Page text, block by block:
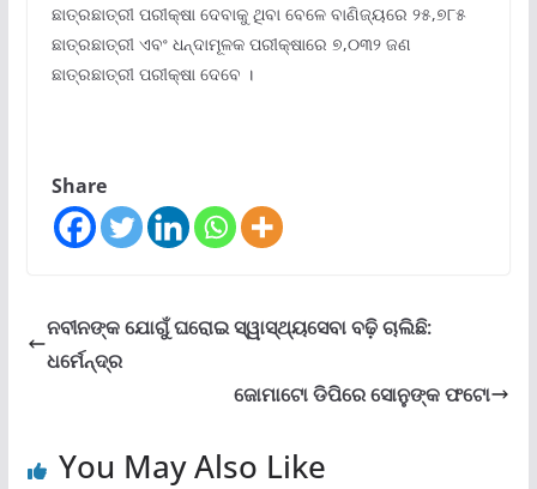
ଛାତ୍ରଛାତ୍ରୀ ପରୀକ୍ଷା ଦେବାକୁ ଥିବା ବେଳେ ବାଣିଜ୍ୟରେ ୨୫,୭୮୫
ଛାତ୍ରଛାତ୍ରୀ ଏବଂ ଧନ୍ଦାମୂଳକ ପରୀକ୍ଷାରେ ୭,୦୩୨ ଜଣ
ଛାତ୍ରଛାତ୍ରୀ ପରୀକ୍ଷା ଦେବେ ।
Share
ନବୀନଙ୍କ ଯୋଗୁଁ ଘରୋଇ ସ୍ୱାସ୍ଥ୍ୟସେବା ବଢ଼ି ଚାଲିଛି:
ଧର୍ମେନ୍ଦ୍ର
ଜୋମାଟୋ ଡିପିରେ ସୋନୁଙ୍କ ଫଟୋ
You May Also Like